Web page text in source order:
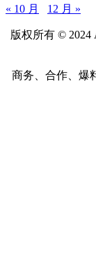
« 10 月
12 月 »
版权所有 © 2024
商务、合作、爆